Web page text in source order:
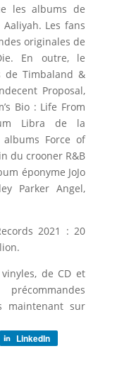
les albums de
Les fans
originales de
En outre, le
de Timbaland &
Proposal,
Bio : Life From
Libra de la
Force of
du crooner R&B
éponyme JoJo
Parker Angel,
2021 : 20
de CD et
maintenant sur
LinkedIn